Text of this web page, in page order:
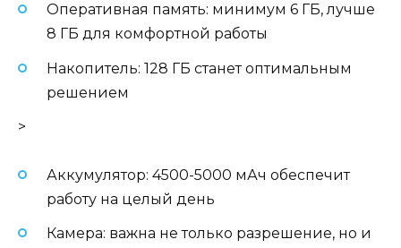
Оперативная память: минимум 6 ГБ, лучше
8 ГБ для комфортной работы
Накопитель: 128 ГБ станет оптимальным
решением
>
Аккумулятор: 4500-5000 мАч обеспечит
работу на целый день
Камера: важна не только разрешение, но и